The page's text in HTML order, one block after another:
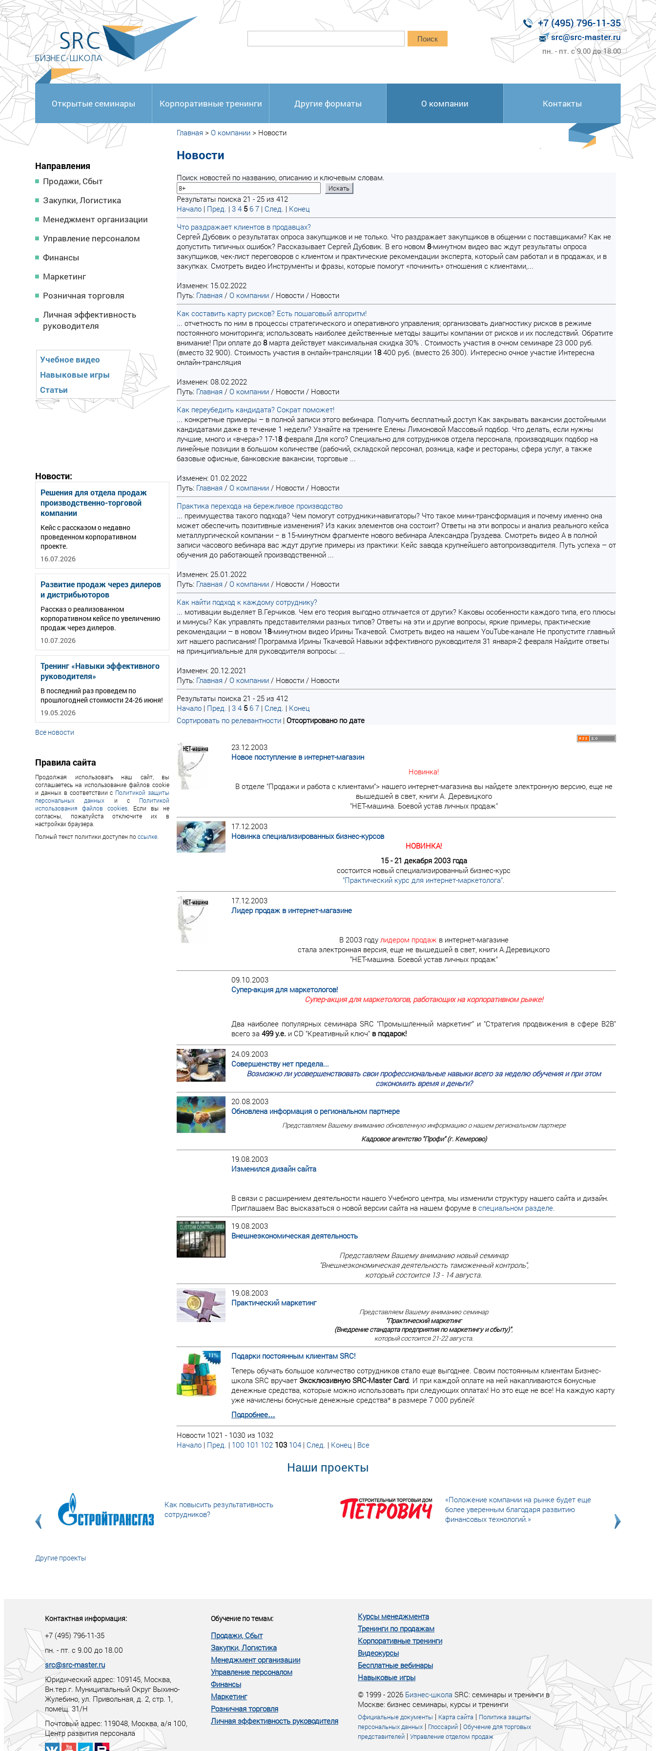
<
Поиск
+7 (495) 796-11-35
src@src-master.ru
пн. - пт. с 9.00 до 18.00
Открытые семинары Корпоративные тренинги Другие форматы О компании Контакты
Направления
Продажи, Сбыт
Закупки, Логистика
Менеджмент организации
Управление персоналом
Финансы
Маркетинг
Розничная торговля
Личная эффективность
руководителя
Учебное видео
Навыковые игры
Статьи
Новости:
Решения для отдела продаж
производственно-торговой
компании
Кейс с рассказом о недавно
проведенном корпоративном
проекте.
16.07.2026
Развитие продаж через дилеров
и дистрибьюторов
Рассказ о реализованном
корпоративном кейсе по увеличению
продаж через дилеров.
10.07.2026
Тренинг «Навыки эффективного
руководителя»
В последний раз проведем по
прошлогодней стоимости 24-26 июня!
19.05.2026
Все новости
Правила сайта
Продолжая использовать наш сайт, вы
соглашаетесь на использование файлов cookie
и данных в соответствии с Политикой защиты
персональных данных и с Политикой
использования файлов cookies . Если вы не
согласны, пожалуйста отключите их в
настройках браузера.
Полный текст политики доступен поссылке
Главная > О компании > Новости
Новости
Поиск новостей по названию, описанию и ключевым словам.
Результаты поиска 21 - 25 из 412
Начало | Пред. | 3 4 5 6 7 | След. | Конец
Что раздражает клиентов в продавцах?
Сергей Дубовик о результатах опроса закупщиков и не только. Что раздражает закупщиков в общении с поставщиками? Как не
допустить типичных ошибок? Рассказывает Сергей Дубовик. В его новом 8-минутном видео вас ждут результаты опроса
закупщиков, чек-лист переговоров с клиентом и практические рекомендации эксперта, который сам работал и в продажах, и в
закупках. Смотреть видео Инструменты и фразы, которые помогут «починить» отношения с клиентами,...
Изменен: 15.02.2022
Путь: Главная / О компании / Новости / Новости
Как составить карту рисков? Есть пошаговый алгоритм!
... отчетность по ним в процессы стратегического и оперативного управления; организовать диагностику рисков в режиме
постоянного мониторинга; использовать наиболее действенные методы защиты компании от рисков и их последствий. Обратите
внимание! При оплате до 8марта действует максимальная скидка 30% . Стоимость участия в очном семинаре 23 000 руб.
(вместо 32 900). Стоимость участия в онлайн-трансляции 18400 руб. (вместо 26 300). Интересно очное участие Интересна
онлайн-трансляция
Изменен: 08.02.2022
Путь: Главная / О компании / Новости / Новости
Как переубедить кандидата? Сократ поможет!
... конкретные примеры – в полной записи этого вебинара. Получить бесплатный доступ Как закрывать вакансии достойными
кандидатами даже в течение 1 недели? Узнайте на тренинге Елены Лимоновой Массовый подбор. Что делать, если нужны
лучшие, много и «вчера»? 17-18февраля Для кого? Специально для сотрудников отдела персонала, производящих подбор на
линейные позиции в большом количестве (рабочий, складской персонал, розница, кафе и рестораны, сфера услуг, а также
базовые офисные, банковские вакансии, торговые ...
Изменен: 01.02.2022
Путь: Главная / О компании / Новости / Новости
Практика перехода на бережливое производство
... преимущества такого подхода? Чем помогут сотрудники-навигаторы? Что такое мини-трансформация и почему именно она
может обеспечить позитивные изменения? Из каких элементов она состоит? Ответы на эти вопросы и анализ реального кейса
металлургической компании − в 15-минутном фрагменте нового вебинара Александра Груздева. Смотреть видео А в полной
записи часового вебинара вас ждут другие примеры из практики: Кейс завода крупнейшего автопроизводителя. Путь успеха – от
обучения до работающей производственной ...
Изменен: 25.01.2022
Путь: Главная / О компании / Новости / Новости
Как найти подход к каждому сотруднику?
... мотивации выделяет В.Герчиков. Чем его теория выгодно отличается от других? Каковы особенности каждого типа, его плюсы
и минусы? Как управлять представителями разных типов? Ответы на эти и другие вопросы, яркие примеры, практические
рекомендации – в новом 18-минутном видео Ирины Ткачевой. Смотреть видео на нашем YouTube-канале Не пропустите главный
хит нашего расписания! Программа Ирины Ткачевой Навыки эффективного руководителя 31 января-2 февраля Найдите ответы
на принципиальные для руководителя вопросы: ...
Изменен: 20.12.2021
Путь: Главная / О компании / Новости / Новости
Результаты поиска 21 - 25 из 412
Начало | Пред. | 3 4 5 6 7 | След. | Конец
Сортировать по релевантности | Отсортировано по дате
23.12.2003
Новое поступление в интернет-магазин
Новинка!
В отделе "Продажи и работа с клиентами"> нашего интернет-магазина вы найдете электронную версию, еще не
вышедшей в свет, книги А. Деревицкого
"НЕТ-машина. Боевой устав личных продаж"
17.12.2003
Новинка специализированных бизнес-курсов
НОВИНКА!
15 - 21 декабря 2003 года
состоится новый специализированный бизнес-курс
"Практический курс для интернет-маркетолога".
17.12.2003
Лидер продаж в интернет-магазине
В 2003 году лидером продаж в интернет-магазине
стала электронная версия, еще не вышедшей в свет, книги А.Деревицкого
"НЕТ-машина. Боевой устав личных продаж"
09.10.2003
Супер-акция для маркетологов!
Супер-акция для маркетологов, работающих на корпоративном рынке!
Два наиболее популярных семинара SRC "Промышленный маркетинг" и "Стратегия продвижения в сфере В2В"
всего за 499 у.е. и CD "Креативный ключ" в подарок!
24.09.2003
Совершенству нет предела...
Возможно ли усовершенствовать свои профессиональные навыки всего за неделю обучения и при этом
сэкономить время и деньги?
20.08.2003
Обновлена информация о региональном партнере
Представляем Вашему вниманию обновленную информацию о нашем региональном партнере
Кадровое агентство "Профи" (г. Кемерово)
19.08.2003
Изменился дизайн сайта
В связи с расширением деятельности нашего Учебного центра, мы изменили структуру нашего сайта и дизайн.
Приглашаем Вас высказаться о новой версии сайта на нашем форуме в специальном разделе.
19.08.2003
Внешнеэкономическая деятельность
Представляем Вашему вниманию новый семинар
"Внешнеэкономическая деятельность таможенный контроль",
который состоится 13 - 14 августа.
19.08.2003
Практический маркетинг
Представляем Вашему вниманию семинар
"Практический маркетинг
(Внедрение стандарта предприятия по маркетингу и сбыту)",
который состоится 21-22 августа.
Подарки постоянным клиентам SRC!
Теперь обучать большое количество сотрудников стало еще выгоднее. Своим постоянным клиентам Бизнес-
школа SRC вручает Эксклюзивную SRC-Master Card. И при каждой оплате на ней накапливаются бонусные
денежные средства, которые можно использовать при следующих оплатах! Но это еще не все! На каждую карту
уже начислены бонусные денежные средства* в размере 7 000 рублей!
Подробнее…
Новости 1021 - 1030 из 1032
Начало | Пред. | 100 101 102 103 104 | След. | Конец | Все
Наши проекты
Как повысить результативность
сотрудников?
«Положение компании на рынке будет еще
более уверенным благодаря развитию
финансовых технологий.»
Другие проекты
Контактная информация:
+7 (495) 796-11-35
пн. - пт. с 9.00 до 18.00
src@src-master.ru
Юридический адрес: 109145, Москва,
Вн.тер.г. Муниципальный Округ Выхино-
Жулебино, ул. Привольная, д. 2, стр. 1,
помещ. 31/Н
Почтовый адрес: 119048, Москва, а/я 100,
Центр развития персонала
Обучение по темам:
Продажи, Сбыт
Закупки, Логистика
Менеджмент организации
Управление персоналом
Финансы
Маркетинг
Розничная торговля
Личная эффективность руководителя
Курсы менеджмента
Тренинги по продажам
Корпоративные тренинги
Видеокурсы
Бесплатные вебинары
Навыковые игры
© 1999 - 2026 Бизнес-школа SRC: семинары и тренинги в
Москве: бизнес семинары, курсы и тренинги
Официальные документы | Карта сайта | Политика защиты
персональных данных | Глоссарий | Обучение для торговых
представителей | Управление отделом продаж